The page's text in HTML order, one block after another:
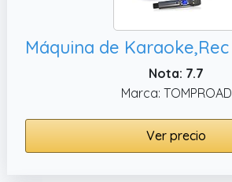
Nota: 7.7
Marca: TOMPROAD
Ver precio